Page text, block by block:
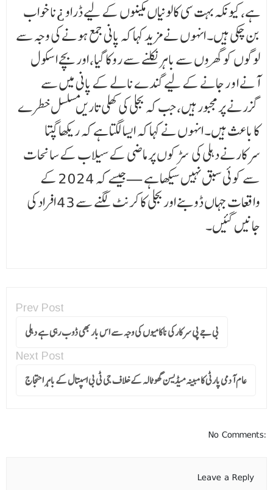
ہے، کیونکہ بہت سی کالونیاں مکینوں کے لیے ڈراو ¿نا خواب
بن چکی ہیں۔ انہوں نے مزید کہا کہ پانی جمع ہونے کی وجہ سے
لوگوں کو گھروں سے باہر نکلنے سے روکا گیا، اور بچے اسکول
آنے ا و ر جانے کے لیے گندے نالے کے پانی میں سے
گزرنے پر مجبور ہیں، جب کہ بجلی کی کھلی تاریں مسلسل خطرے
کا باعث ہیں۔ انہوں نے کہا کہ ایسا لگتا ہے کہ ریکھا گپتا
سرکارنے دہلی کی سڑکوں پر ماضی کے سیلاب کے سانحات
سے کوئی سبق نہیں سیکھا ہے — جیسے کہ 2024 کے
واقعات جہاں ڈوبنے اور بجلی کا کرنٹ لگنے سے 43 افراد کی
جانیں گئیں۔
Prev Post
بی جے پی سرکارکی ناکامیوں کی وجہ سے اس بار بھی ڈوب رہی ہے دہلی
Next Post
عام آدمی پارٹی کا مبینہ میڈیسن گھوٹالہ کے خلاف جی ٹی بی اسپتال کے باہر احتجاج
No Comments:
Leave a Reply